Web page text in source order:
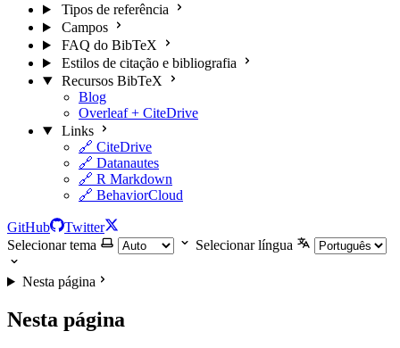
Tipos de referência
Campos
FAQ do BibTeX
Estilos de citação e bibliografia
Recursos BibTeX
Blog
Overleaf + CiteDrive
Links
🔗 CiteDrive
🔗 Datanautes
🔗 R Markdown
🔗 BehaviorCloud
GitHub
Twitter
Selecionar tema
Selecionar língua
Nesta página
Nesta página